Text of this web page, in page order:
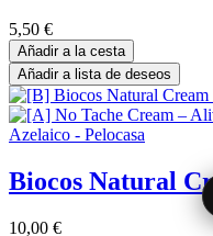
5,50 €
Añadir a la cesta
Añadir a lista de deseos
Biocos Natural
10,00 €